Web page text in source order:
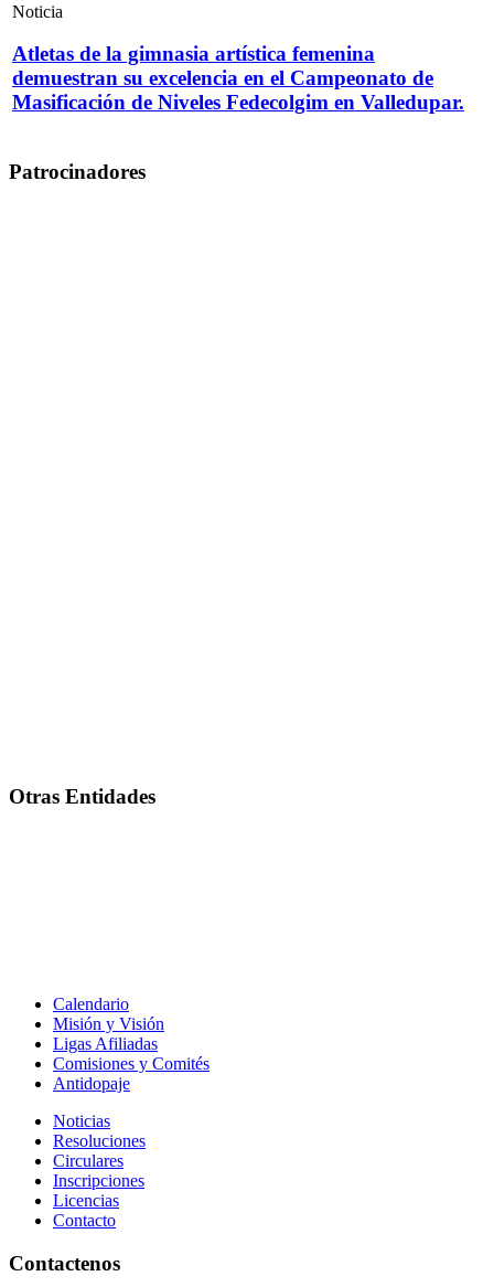
Noticia
Atletas de la gimnasia artística femenina
demuestran su excelencia en el Campeonato de
Masificación de Niveles Fedecolgim en Valledupar.
Patrocinadores
Otras Entidades
Calendario
Misión y Visión
Ligas Afiliadas
Comisiones y Comités
Antidopaje
Noticias
Resoluciones
Circulares
Inscripciones
Licencias
Contacto
Contactenos